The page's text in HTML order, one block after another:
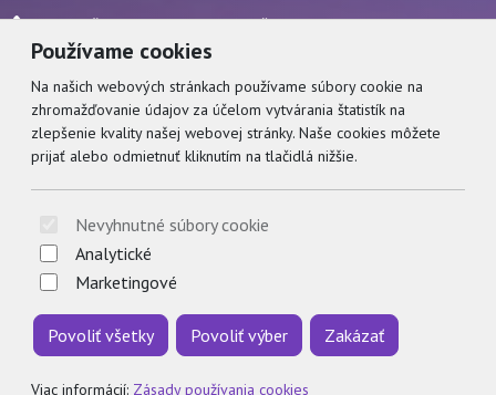
Používame cookies
Na našich webových stránkach používame súbory cookie na
zhromažďovanie údajov za účelom vytvárania štatistík na
zlepšenie kvality našej webovej stránky. Naše cookies môžete
prijať alebo odmietnuť kliknutím na tlačidlá nižšie.
Nevyhnutné súbory cookie
Analytické
Marketingové
Povoliť všetky Povoliť výber Zakázať
Viac informácií: Zásady používania cookies
pokladňa: 0917 482 595 / počas stránkových hodín
zvukár: 0911 227 437
Social
Facebook
© 2026 Arrabella s.r.o., mayabella s.r.o., Všetky práva vyhradené.
Hosting: - Web: